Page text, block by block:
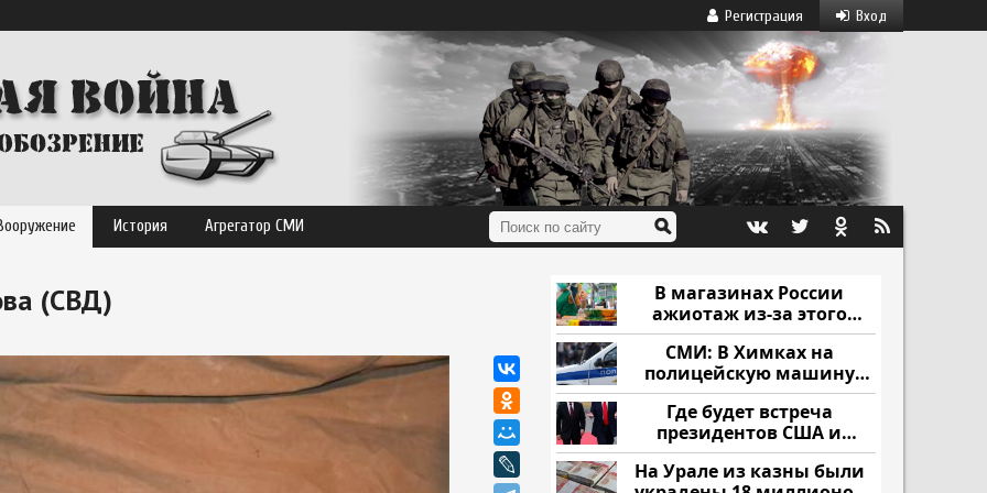
Вход
Регистрация
История Агрегатор СМИ
(СВД)
В магазинах России
ажиотаж из-за этого
продукта: что купить?
СМИ: В Химках на
полицейскую машину
напали и подожгли.
Где будет встреча
президентов США и
России: Европа?
На Урале из казны были